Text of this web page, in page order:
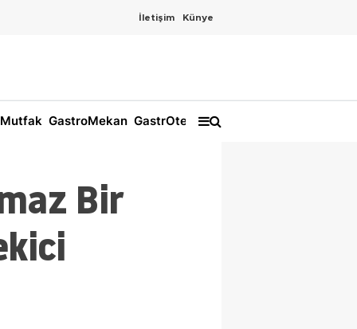
İletişim Künye
GastroMekan GastrOtel
Bir